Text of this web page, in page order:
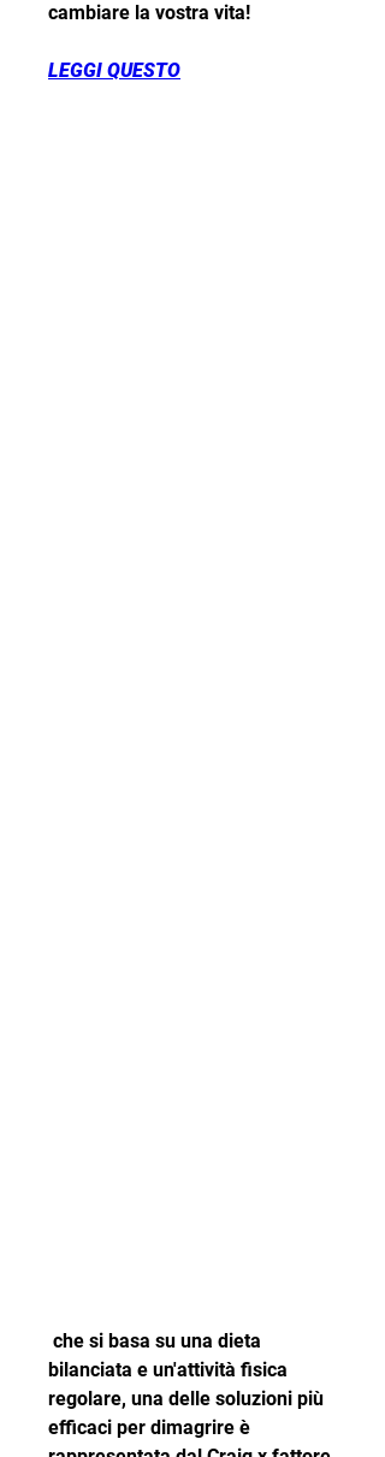
cambiare la vostra vita!
LEGGI QUESTO
bilanciata e un'attività fisica
regolare, una delle soluzioni più
efficaci per dimagrire è